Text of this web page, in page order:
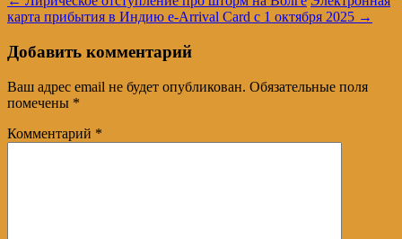
карта прибытия в Индию e-Arrival Card с 1 октября 2025 →
Добавить комментарий
Ваш адрес email не будет опубликован. Обязательные поля
помечены *
Комментарий *